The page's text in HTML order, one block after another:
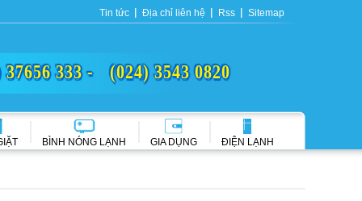
Tin tức Địa chỉ liên hệ Rss Sitemap
37656 333 - (024) 3543 0820
BÌNH NÓNG LẠNH GIA DỤNG ĐIỆN LẠNH